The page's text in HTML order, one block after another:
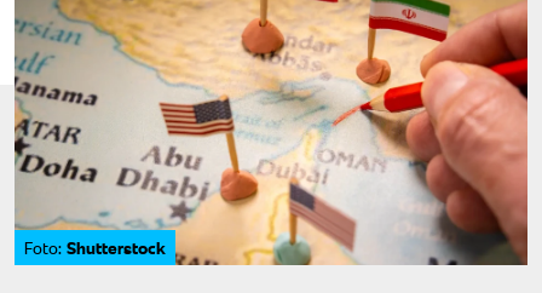
Foto: Shutterstock